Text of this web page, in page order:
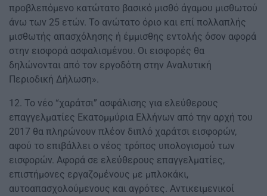
προβλεπόμενο κατώτατο βασικό μισθό άγαμου μισθωτού
άνω των 25 ετών. Το ανώτατο όριο και επί πολλαπλής
μισθωτής απασχόλησης ή έμμισθης εντολής όσον αφορά
στην εισφορά ασφαλισμένου. Οι εισφορές θα
δηλώνονται από τον εργοδότη στην Αναλυτική
Περιοδική Δήλωση».
12. Το νέο “χαράτσι” ασφάλισης για ελεύθερους
επαγγελματίες Εκατομμύρια Ελλήνων από την αρχή του
2017 θα πληρώνουν πλέον διπλό χαράτσι εισφορών,
αφού το επιβάλλει ο νέος τρόπος υπολογισμού των
εισφορών. Αφορά σε ελεύθερους επαγγελματίες,
επιστήμονες εργαζομένους με μπλοκάκι,
αυτοαπασχολούμενους και αγρότες. Αντικειμενικοί